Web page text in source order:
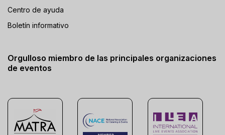
Centro de ayuda
Boletín informativo
Orgulloso miembro de las principales organizaciones
de eventos